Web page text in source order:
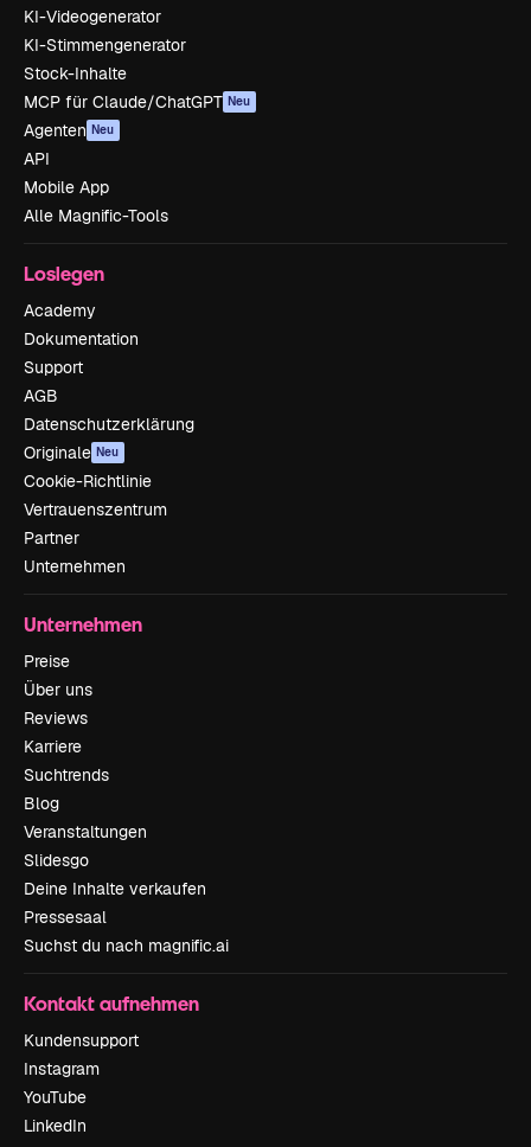
KI-Videogenerator
KI-Stimmengenerator
Stock-Inhalte
MCP für Claude/ChatGPT Neu
Agenten Neu
API
Mobile App
Alle Magnific-Tools
Loslegen
Academy
Dokumentation
Support
AGB
Datenschutzerklärung
Originale Neu
Cookie-Richtlinie
Vertrauenszentrum
Partner
Unternehmen
Unternehmen
Preise
Über uns
Reviews
Karriere
Suchtrends
Blog
Veranstaltungen
Slidesgo
Deine Inhalte verkaufen
Pressesaal
Suchst du nach magnific.ai
Kontakt aufnehmen
Kundensupport
Instagram
YouTube
LinkedIn